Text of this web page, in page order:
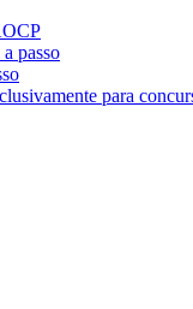
passo
para